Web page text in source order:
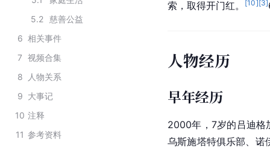
5.2
慈善公益
6 相关事件
7 视频合集
8
人物关系
9 大事记
10 注释
11 参考资料
索，取得开门红。
[10][3]
人物经历
早年经历
2000年，7岁的吕迪格
乌斯施塔特俱乐部、诺